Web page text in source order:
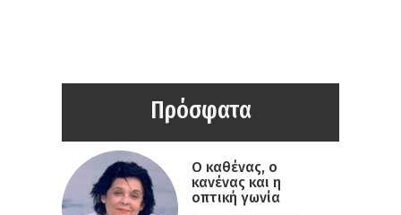
Πρόσφατα
Ο καθένας, ο
κανένας και η
οπτική γωνία